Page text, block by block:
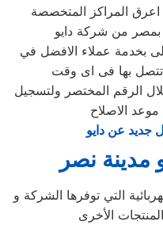
المراكز المتخصصة
بمصر من شركة دايو
بخدمة عملاء الافضل في
تتصل بها فى اى وقت
الرقم المختصر ولتسجيل
موعد الاصلاح
جديد عن دايو
مدينة نصر
التي توفرها الشركة و